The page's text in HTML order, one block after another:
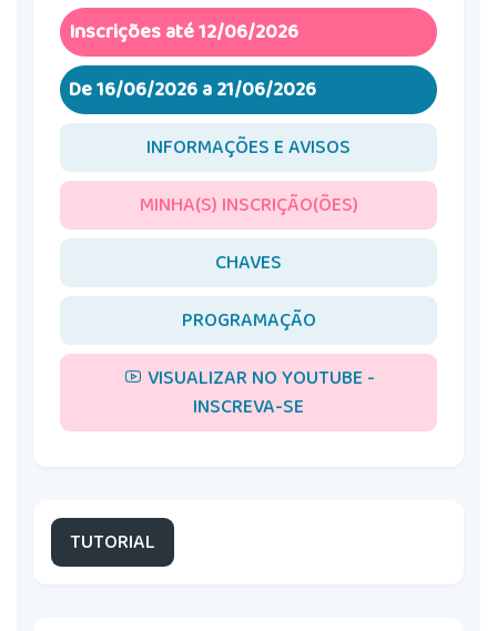
Inscrições até 12/06/2026
De 16/06/2026 a 21/06/2026
INFORMAÇÕES E AVISOS
MINHA(S) INSCRIÇÃO(ÕES)
CHAVES
PROGRAMAÇÃO
VISUALIZAR NO YOUTUBE -
INSCREVA-SE
TUTORIAL